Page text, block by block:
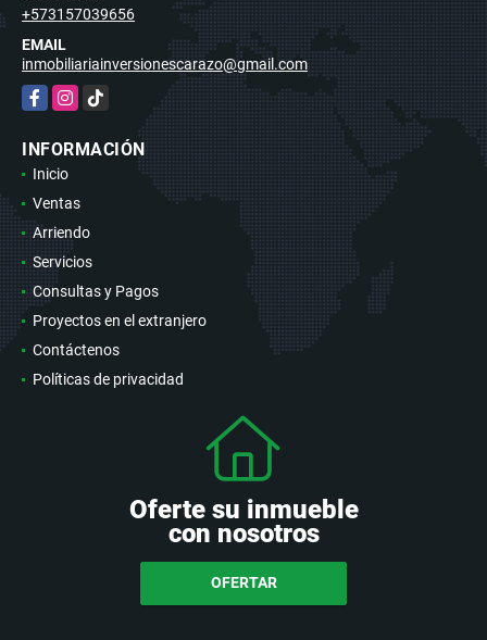
+573157039656
EMAIL
inmobiliariainversionescarazo@gmail.com
FacebookInstagram
TikTok
INFORMACIÓN
Inicio
Ventas
Arriendo
Servicios
Consultas y Pagos
Proyectos en el extranjero
Contáctenos
Políticas de privacidad
Oferte su inmueble
con nosotros
OFERTAR